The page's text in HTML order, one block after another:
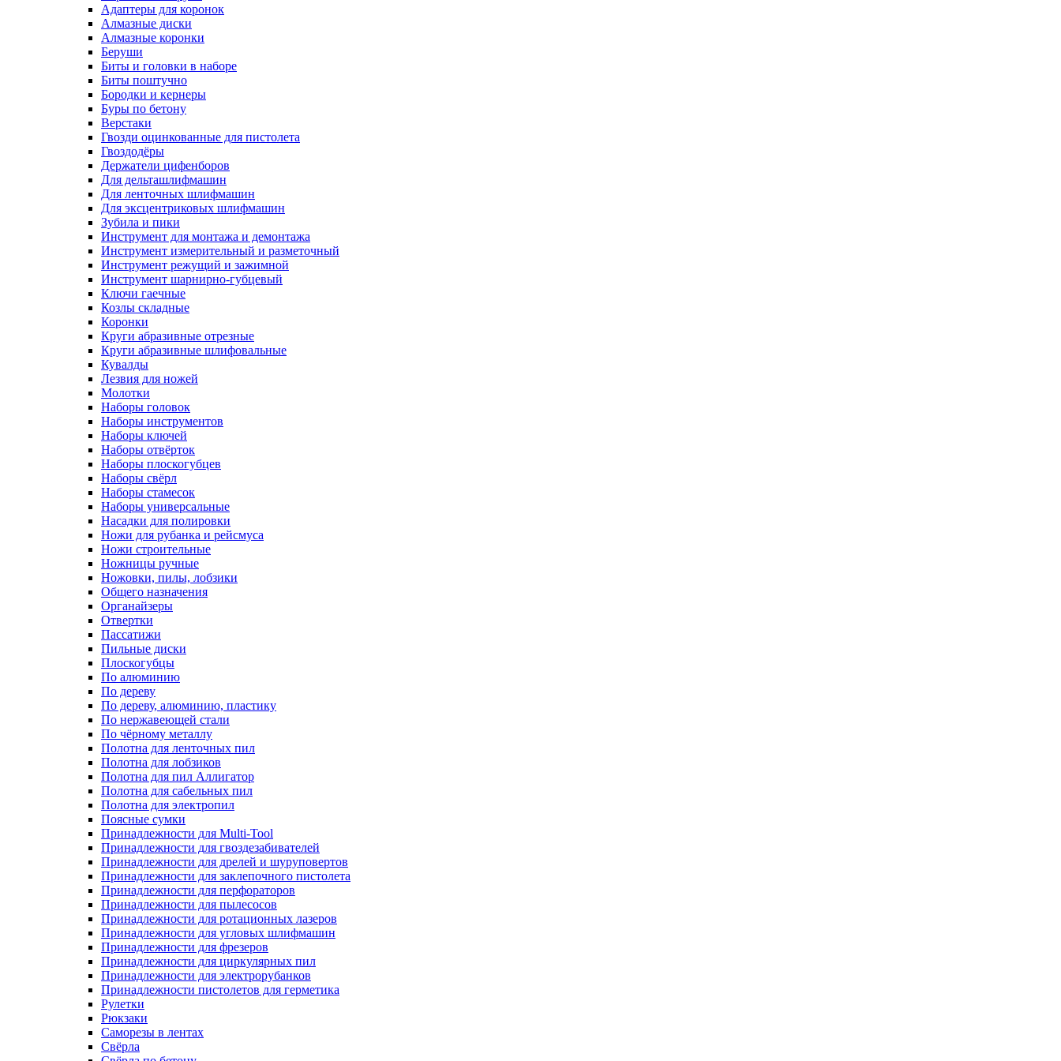
Адаптеры для коронок
Алмазные диски
Алмазные коронки
Беруши
Биты и головки в наборе
Биты поштучно
Бородки и кернеры
Буры по бетону
Верстаки
Гвозди оцинкованные для пистолета
Гвоздодёры
Держатели цифенборов
Для дельташлифмашин
Для ленточных шлифмашин
Для эксцентриковых шлифмашин
Зубила и пики
Инструмент для монтажа и демонтажа
Инструмент измерительный и разметочный
Инструмент режущий и зажимной
Инструмент шарнирно-губцевый
Ключи гаечные
Козлы складные
Коронки
Круги абразивные отрезные
Круги абразивные шлифовальные
Кувалды
Лезвия для ножей
Молотки
Наборы головок
Наборы инструментов
Наборы ключей
Наборы отвёрток
Наборы плоскогубцев
Наборы свёрл
Наборы стамесок
Наборы универсальные
Насадки для полировки
Ножи для рубанка и рейсмуса
Ножи строительные
Ножницы ручные
Ножовки, пилы, лобзики
Общего назначения
Органайзеры
Отвертки
Пассатижи
Пильные диски
Плоскогубцы
По алюминию
По дереву
По дереву, алюминию, пластику
По нержавеющей стали
По чёрному металлу
Полотна для ленточных пил
Полотна для лобзиков
Полотна для пил Аллигатор
Полотна для сабельных пил
Полотна для электропил
Поясные сумки
Принадлежности для Multi-Tool
Принадлежности для гвоздезабивателей
Принадлежности для дрелей и шуруповертов
Принадлежности для заклепочного пистолета
Принадлежности для перфораторов
Принадлежности для пылесосов
Принадлежности для ротационных лазеров
Принадлежности для угловых шлифмашин
Принадлежности для фрезеров
Принадлежности для циркулярных пил
Принадлежности для электрорубанков
Принадлежности пистолетов для герметика
Рулетки
Рюкзаки
Саморезы в лентах
Свёрла